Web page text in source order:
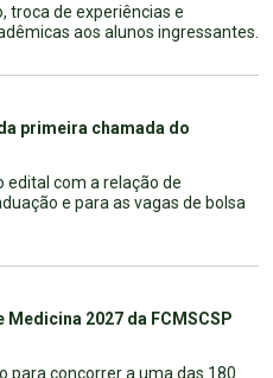
troca de experiências e
aos alunos ingressantes.
primeira chamada do
edital com a relação de
e para as vagas de bolsa
2027 da FCMSCSP
para concorrer a uma das 180